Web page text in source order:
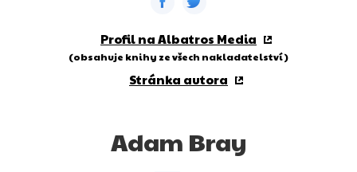
Profil na Albatros Media
(obsahuje knihy ze všech nakladatelství)
Stránka autora
Adam Bray